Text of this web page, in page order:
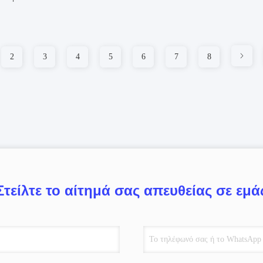
2 3 4 5 6 7 8
το αίτημά σας απευθείας σε